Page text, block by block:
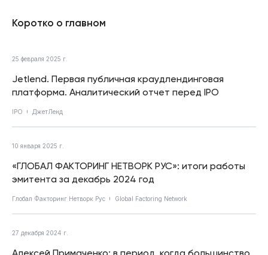
Коротко о главном
25 февраля 2025 г.
Jetlend. Первая публичная краудлендинговая
платформа. Аналитический отчет перед IPO
IPO ДжетЛенд
10 января 2025 г.
«ГЛОБАЛ ФАКТОРИНГ НЕТВОРК РУС»: итоги работы
эмитента за декабрь 2024 год
Глобал Факторинг Нетворк Рус Global Factoring Network
27 декабря 2024 г.